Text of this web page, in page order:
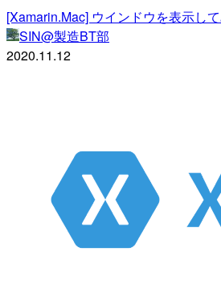
[Xamarin.Mac] ウインドウを表示し
SIN@製造BT部
2020.11.12